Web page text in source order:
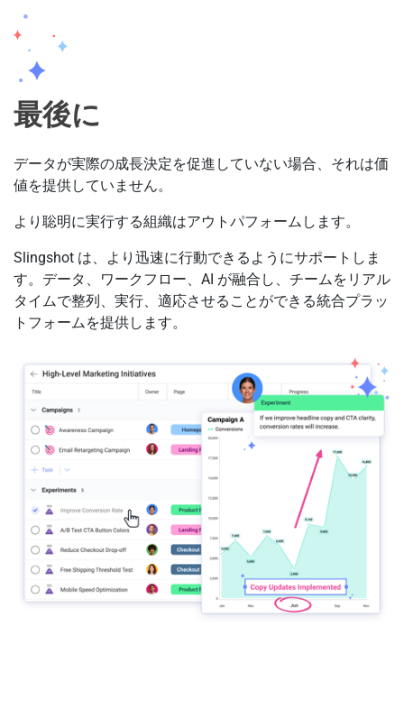
最後に
データが実際の成長決定を促進していない場合、それは価
値を提供していません。
より聡明に実行する組織はアウトパフォームします。
Slingshot は、より迅速に行動できるようにサポートしま
す。データ、ワークフロー、AI が融合し、チームをリアル
タイムで整列、実行、適応させることができる統合プラッ
トフォームを提供します。